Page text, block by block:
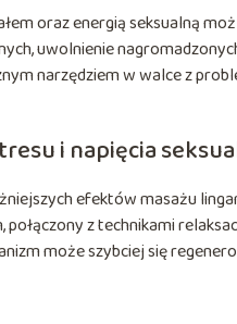
oraz energią seksualną
uwolnienie
narzędziem w walce z
i napięcia
efektów masażu
połączony z technikami
może szybciej się